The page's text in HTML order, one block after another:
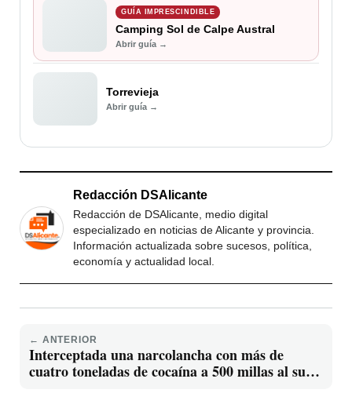
GUÍA IMPRESCINDIBLE
Camping Sol de Calpe Austral
Abrir guía →
Torrevieja
Abrir guía →
Redacción DSAlicante
Redacción de DSAlicante, medio digital
especializado en noticias de Alicante y provincia.
Información actualizada sobre sucesos, política,
economía y actualidad local.
← ANTERIOR
Interceptada una narcolancha con más de
cuatro toneladas de cocaína a 500 millas al sur